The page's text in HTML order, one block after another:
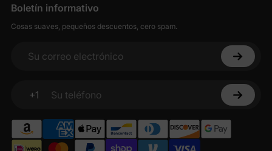
Boletín informativo
Cosas suaves, pequeños descuentos, cero spam.
Su correo electrónico
+1
Su teléfono